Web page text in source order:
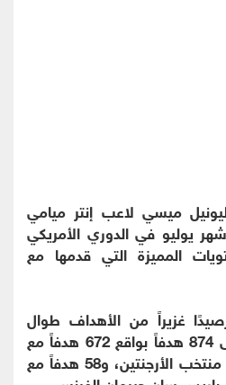
ميسي لاعب إنتر ميامي
يوليو في الدوري الأمريكي
المميزة التي قدمها مع
غزيراً من الأهداف طوال
مسيرته الكروية وصل إلى 874 هدفاً بواقع 672 هدفاً مع
برشلونة، و112 هدفاً مع منتخب الأرجنتين، و58 هدفاً مع